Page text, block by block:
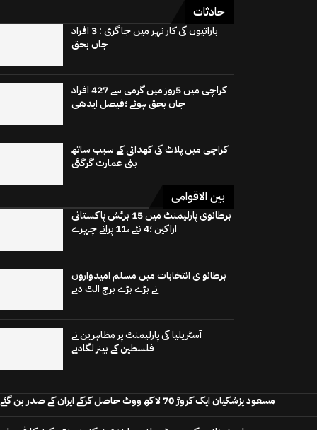
حادثات
باراتیوں کی کار نہر میں جاگری : 3 افراد
جاں بحق
کراچی میں 5روز میں گرمی سے 427 افراد
جاں بحق ہوئے ؛فیصل ایدھی
کراچی میں پلاٹ کی کھدائی کے سبب ساتھ
بنی عمارت گرگئی
بین الاقوامی
برطانوی پارلیمنٹ میں 15 برٹش پاکستانی
اراکین ؛4 نئے ،11 پرانے چہرے
برطانو ی انتخابات میں مسلم امیدواروں
نے بڑے بڑے برج الٹ دیے
آسٹریلیا کی پارلیمنٹ پر مظاہرین نے
فلسطین کے بینر لگادیے
مسعود پزشکیان ایک کروڑ 70 لاکھ ووٹ حاصل کرکے ایران کے صدر بن گئے